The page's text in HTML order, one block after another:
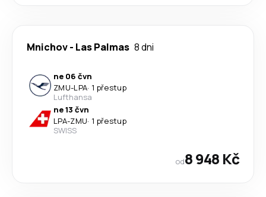
Mnichov- Las Palmas 8 dni
ne 06 čvn
ZMU-LPA· 1 přestup
Lufthansa
ne 13 čvn
LPA-ZMU· 1 přestup
SWISS
od8 948 Kč